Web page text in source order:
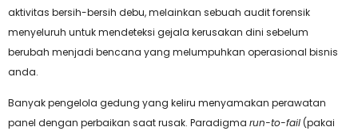
aktivitas bersih-bersih debu, melainkan sebuah audit forensik
menyeluruh untuk mendeteksi gejala kerusakan dini sebelum
berubah menjadi bencana yang melumpuhkan operasional bisnis
anda.
Banyak pengelola gedung yang keliru menyamakan perawatan
panel dengan perbaikan saat rusak. Paradigma run-to-fail(pakai